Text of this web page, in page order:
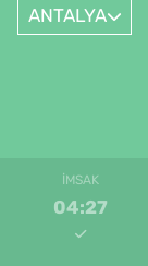
ANTALYA
İMSAK
04:27